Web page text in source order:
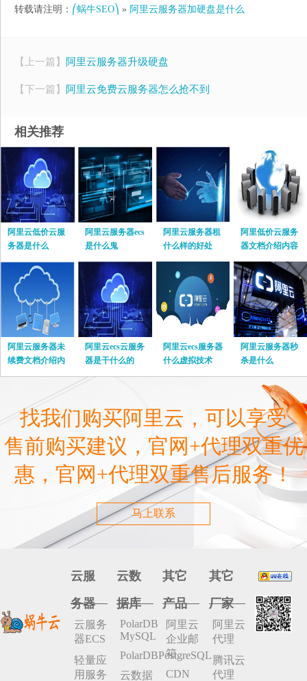
转载请注明： ⎛蜗牛SEO⎞ » 阿里云服务器加硬盘是什么
【上一篇】 阿里云服务器升级硬盘
【下一篇】 阿里云免费云服务器怎么抢不到
相关推荐
阿里云低价云服
务器是什么
阿里云服务器ecs
是什么鬼
阿里云服务器租
什么样的好处
阿里低价云服务
器文档介绍内容
阿里云服务器未
续费文档介绍内
容
阿里云ecs云服务
器是干什么的
阿里云ecs服务器
什么虚拟技术
阿里云服务器秒
杀是什么
找我们购买阿里云，可以享受
售前购买建议，官网+代理双重优
惠，官网+代理双重售后服务！
马上联系
云服
务器
云服务
器ECS
轻量应
用服务
云数
据库
PolarDB
MySQL
PolarDBPostgreSQL
云数据
其它
产品
阿里云
企业邮
箱
CDN
其它
厂家
阿里云
代理
腾讯云
代理